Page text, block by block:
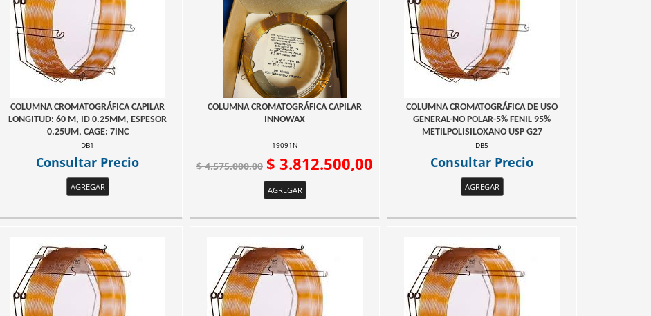
COLUMNA CROMATOGRÁFICA CAPILAR
LONGITUD: 60 M, ID 0.25MM, ESPESOR
0.25UM, CAGE: 7INC
DB1
Consultar Precio
AGREGAR
COLUMNA CROMATOGRÁFICA CAPILAR
INNOWAX
19091N
$ 4.575.000,00 $ 3.812.500,00
AGREGAR
COLUMNA CROMATOGRÁFICA DE USO
GENERAL-NO POLAR-5% FENIL 95%
METILPOLISILOXANO USP G27
DB5
Consultar Precio
AGREGAR